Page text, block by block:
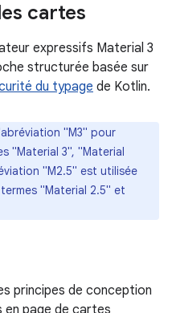
cartes
expressifs Material 3
structurée basée sur
du typage de Kotlin.
"M3" pour
"Material 3", "Material
"M2.5" est utilisée
"Material 2.5" et
principes de conception
en page de cartes